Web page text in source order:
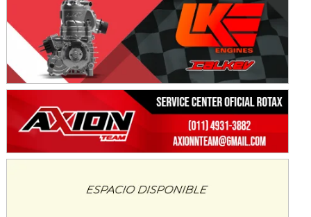
El Timbó (Tucumán)